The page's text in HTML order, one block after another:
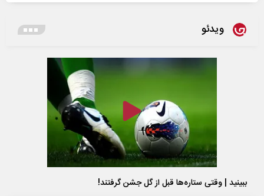
ویدئو
ببینید | وقتی ستاره‌ها قبل از گل جشن گرفتند!